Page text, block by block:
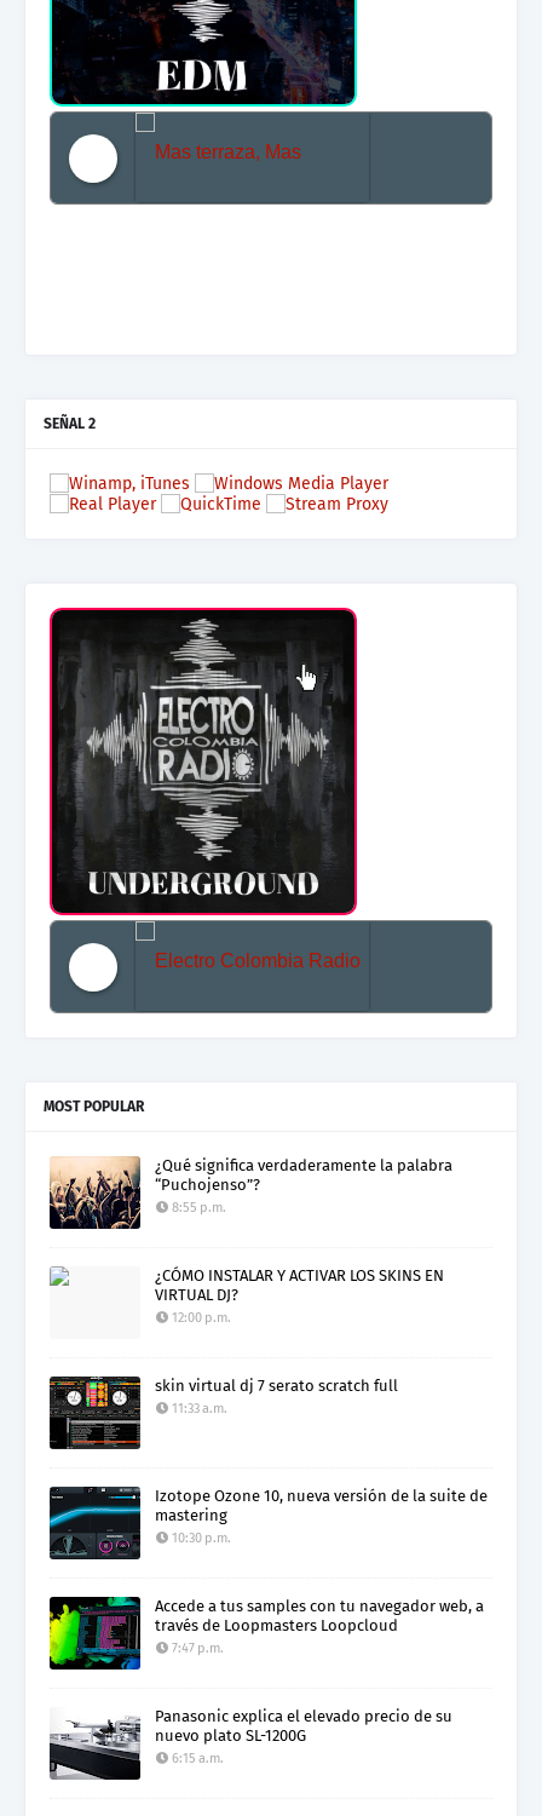
SEÑAL 2
MOST POPULAR
¿Qué significa verdaderamente la palabra
“Puchojenso”?
8:55 p.m.
¿CÓMO INSTALAR Y ACTIVAR LOS SKINS EN
VIRTUAL DJ?
12:00 p.m.
skin virtual dj 7 serato scratch full
11:33 a.m.
Izotope Ozone 10, nueva versión de la suite de
mastering
10:30 p.m.
Accede a tus samples con tu navegador web, a
través de Loopmasters Loopcloud
7:47 p.m.
Panasonic explica el elevado precio de su
nuevo plato SL-1200G
6:15 a.m.